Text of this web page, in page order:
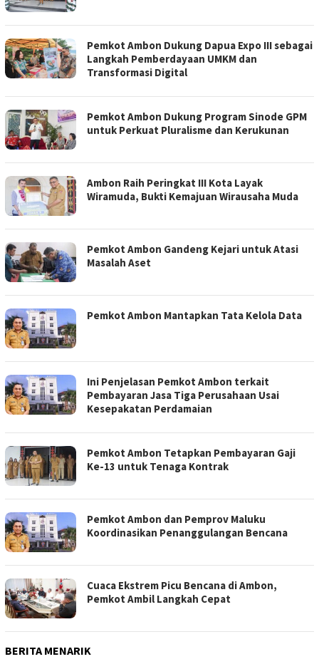
Pemkot Ambon Dukung Dapua Expo III sebagai
Langkah Pemberdayaan UMKM dan
Transformasi Digital
Pemkot Ambon Dukung Program Sinode GPM
untuk Perkuat Pluralisme dan Kerukunan
Ambon Raih Peringkat III Kota Layak
Wiramuda, Bukti Kemajuan Wirausaha Muda
Pemkot Ambon Gandeng Kejari untuk Atasi
Masalah Aset
Pemkot Ambon Mantapkan Tata Kelola Data
Ini Penjelasan Pemkot Ambon terkait
Pembayaran Jasa Tiga Perusahaan Usai
Kesepakatan Perdamaian
Pemkot Ambon Tetapkan Pembayaran Gaji
Ke-13 untuk Tenaga Kontrak
Pemkot Ambon dan Pemprov Maluku
Koordinasikan Penanggulangan Bencana
Cuaca Ekstrem Picu Bencana di Ambon,
Pemkot Ambil Langkah Cepat
BERITA MENARIK